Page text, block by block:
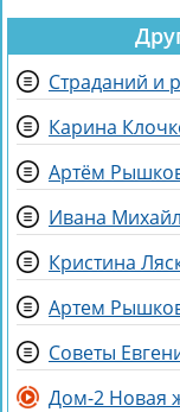
Дом-2 Новая